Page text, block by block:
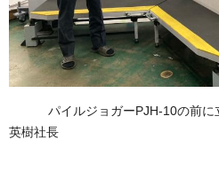
パイルジョガーPJH-10の前に立
英樹社長